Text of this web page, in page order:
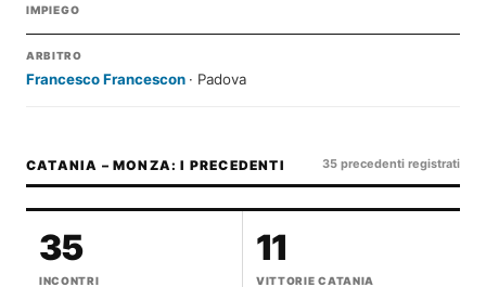
IMPIEGO
ARBITRO
Francesco Francescon · Padova
CATANIA – MONZA: I PRECEDENTI 35 precedenti registrati
35
INCONTRI
11
VITTORIE CATANIA